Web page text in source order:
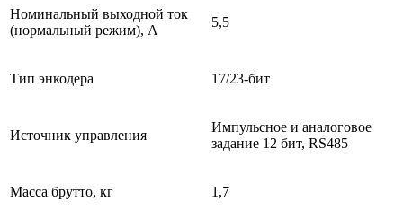
Номинальный выходной ток
(нормальный режим), A
5,5
Тип энкодера 17/23-бит
Источник управления
Импульсное и аналоговое
задание 12 бит, RS485
Масса брутто, кг 1,7